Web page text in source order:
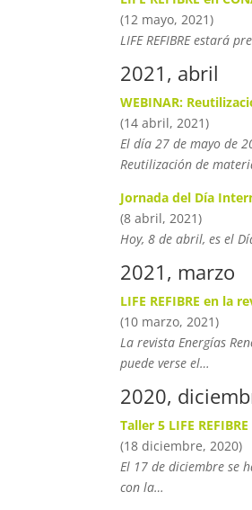
(12 mayo, 2021)
LIFE REFIBRE estará
2021, abril
WEBINAR:
(14 abril, 2021)
El día 27 de mayo de
Reutilización de
Jornada del Día
(8 abril, 2021)
Hoy, 8 de abril, es el
2021, marzo
LIFE REFIBRE en la
(10 marzo, 2021)
La revista Energías
puede verse el…
2020,
Taller 5 LIFE
(18 diciembre, 2020)
El 17 de diciembre se
con la…